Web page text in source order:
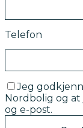
Telefon
Jeg
Nordbolig og
og e-post.